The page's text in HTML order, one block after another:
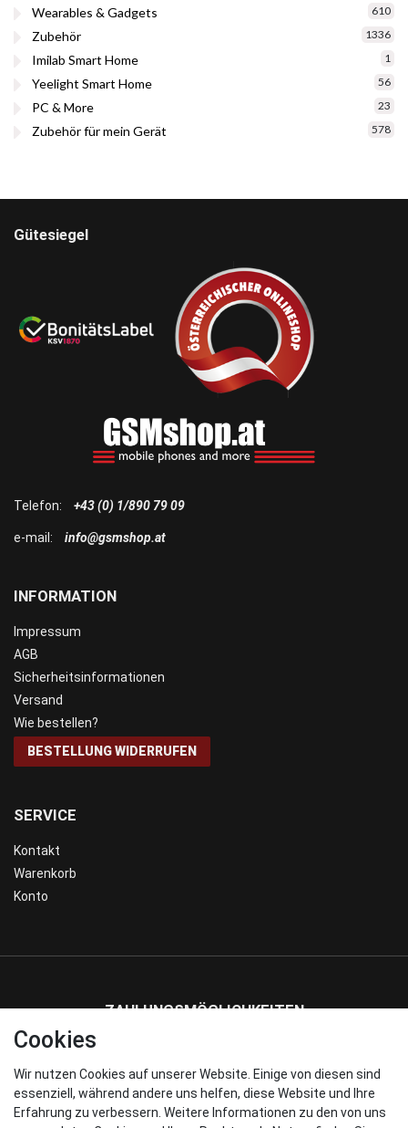
Wearables & Gadgets 610
Zubehör 1336
Imilab Smart Home 1
Yeelight Smart Home 56
PC & More 23
Zubehör für mein Gerät 578
SERVICE
Kontakt
Warenkorb
Konto
INFORMATION
Impressum
AGB
Sicherheitsinformationen
Versand
Wie bestellen?
BESTELLUNG WIDERRUFEN
Telefon: +43 (0) 1/890 79 09
e-mail: info@gsmshop.at
Gütesiegel
ZAHLUNGSMÖGLICHKEITEN
WIR VERSENDEN MIT
Cookies
Wir nutzen Cookies auf unserer Website. Einige von diesen sind
essenziell, während andere uns helfen, diese Website und Ihre
Erfahrung zu verbessern. Weitere Informationen zu den von uns